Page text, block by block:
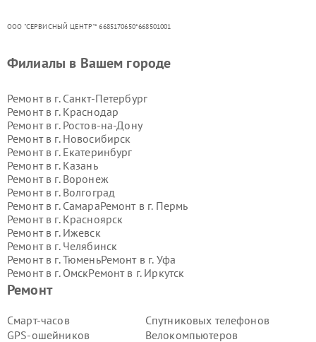
ООО "СЕРВИСНЫЙ ЦЕНТР"* 6685170650*668501001
Ремонт
Смарт-часов
GPS-ошейников
Спутниковых телефонов
Велокомпьютеров
Филиалы в Вашем городе
Ремонт в г. Санкт-Петербург
Ремонт в г. Краснодар
Ремонт в г. Ростов-на-Дону
Ремонт в г. Новосибирск
Ремонт в г. Екатеринбург
Ремонт в г. Казань
Ремонт в г. Воронеж
Ремонт в г. Волгоград
Ремонт в г. СамараРемонт в г. Пермь
Ремонт в г. Красноярск
Ремонт в г. Ижевск
Ремонт в г. Челябинск
Ремонт в г.ТюменьРемонт в г. Уфа
Ремонт в г. ОмскРемонт в г. Иркутск
Ремонт в г.
Ремонт в г.
Ремонт в г.Тольятти